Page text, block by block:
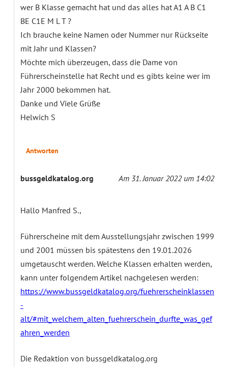
wer B Klasse gemacht hat und das alles hat A1 A B C1
BE C1E M L T ?
Ich brauche keine Namen oder Nummer nur Rückseite
mit Jahr und Klassen?
Möchte mich überzeugen, dass die Dame von
Führerscheinstelle hat Recht und es gibts keine wer im
Jahr 2000 bekommen hat.
Danke und Viele Grüße
Helwich S
Antworten
bussgeldkatalog.org Am 31. Januar 2022 um 14:02
Hallo Manfred S.,
Führerscheine mit dem Ausstellungsjahr zwischen 1999
und 2001 müssen bis spätestens den 19.01.2026
umgetauscht werden. Welche Klassen erhalten werden,
kann unter folgendem Artikel nachgelesen werden:
https://www.bussgeldkatalog.org/fuehrerscheinklassen
-
alt/#mit_welchem_alten_fuehrerschein_durfte_was_gef
ahren_werden
Die Redaktion von bussgeldkatalog.org